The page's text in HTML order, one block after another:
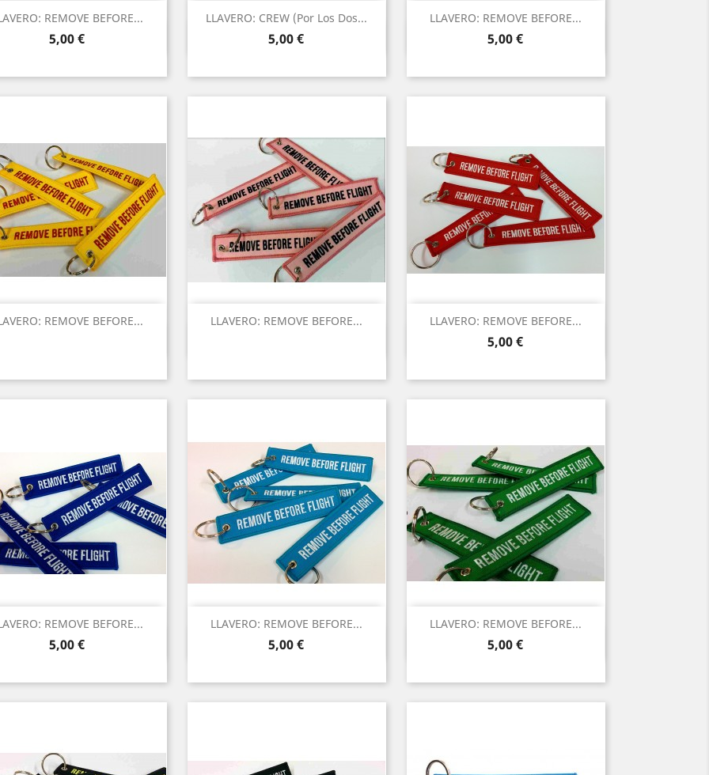
REMOVE BEFORE...
Precio
5,00 €
Vista rápida
LLAVERO: CREW (por Los Dos...
Precio
5,00 €
Vista rápida
LLAVERO: REMOVE BEFORE...
Precio
5,00 €
Vista rápida
REMOVE BEFORE... LLAVERO: REMOVE BEFORE... LLAVERO: REMOVE BEFORE...
Precio
5,00 €
Vista rápida
REMOVE BEFORE...
Precio
5,00 €
Vista rápida
LLAVERO: REMOVE BEFORE...
Precio
5,00 €
Vista rápida
LLAVERO: REMOVE BEFORE...
Precio
5,00 €
Vista rápida